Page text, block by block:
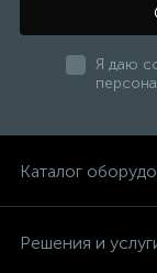
Я даю
Каталог
Решения и